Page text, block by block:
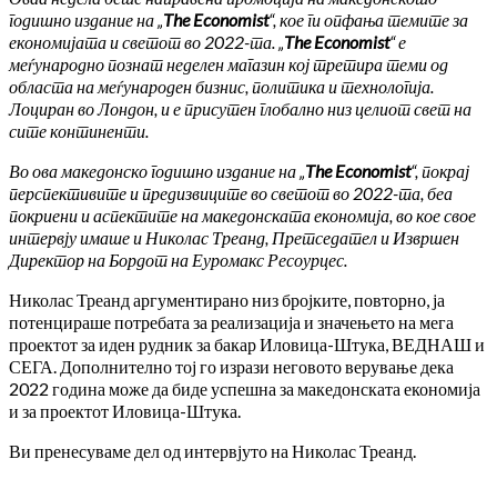
годишно издание на „The Economist“, кое ги опфања темите за
економијата и светот во 2022-та. „The Economist“ е
меѓународно познат неделен магазин кој третира теми од
областа на меѓународен бизнис, политика и технологија.
Лоциран во Лондон, и е присутен глобално низ целиот свет на
сите континенти.
Во ова македонско годишно издание на „The Economist“, покрај
перспективите и предизвиците во светот во 2022-та, беа
покриени и аспектите на македонската економија, во кое свое
интервју имаше и Николас Треанд, Претседател и Извршен
Директор на Бордот на Еуромакс Ресоурцес.
Николас Треанд аргументирано низ бројките, повторно, ја
потенцираше потребата за реализација и значењето на мега
проектот за иден рудник за бакар Иловица-Штука, ВЕДНАШ и
СЕГА. Дополнително тој го изрази неговото верување дека
2022 година може да биде успешна за македонската економија
и за проектот Иловица-Штука.
Ви пренесуваме дел од интервјуто на Николас Треанд.